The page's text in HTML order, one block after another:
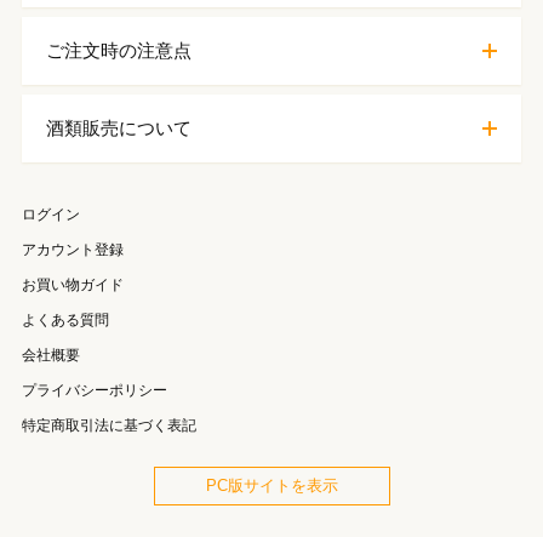
ご注文時の注意点
酒類販売について
ログイン
アカウント登録
お買い物ガイド
よくある質問
会社概要
プライバシーポリシー
特定商取引法に基づく表記
PC版サイトを表示